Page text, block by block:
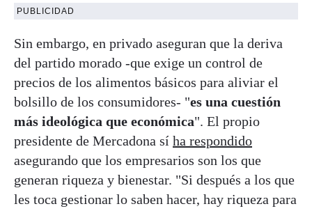
PUBLICIDAD
Sin embargo, en privado aseguran que la deriva
del partido morado -que exige un control de
precios de los alimentos básicos para aliviar el
bolsillo de los consumidores- "es una cuestión
más ideológica que económica". El propio
presidente de Mercadona sí ha respondido
asegurando que los empresarios son los que
generan riqueza y bienestar. "Si después a los que
les toca gestionar lo saben hacer, hay riqueza para